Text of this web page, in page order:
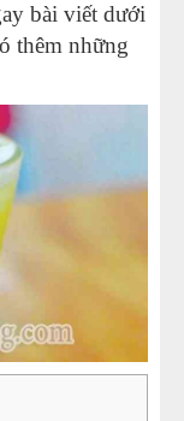
bài viết dưới
thêm những